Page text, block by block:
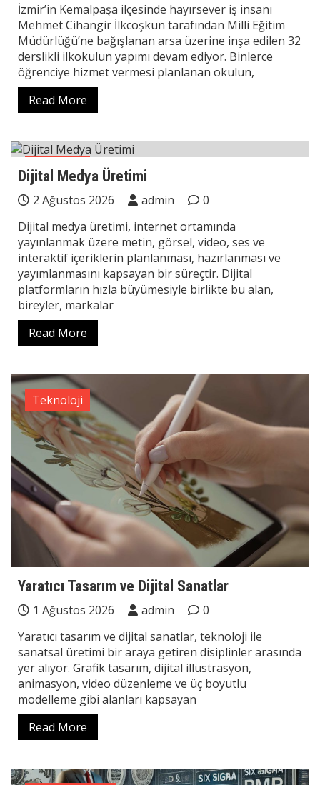
İzmir’in Kemalpaşa ilçesinde hayırsever iş insanı
Mehmet Cihangir İlkcoşkun tarafından Milli Eğitim
Müdürlüğü’ne bağışlanan arsa üzerine inşa edilen 32
derslikli ilkokulun yapımı devam ediyor. Binlerce
öğrenciye hizmet vermesi planlanan okulun,
Read More
Teknoloji
Dijital Medya Üretimi
2 Ağustos 2026 admin
0
Dijital medya üretimi, internet ortamında
yayınlanmak üzere metin, görsel, video, ses ve
interaktif içeriklerin planlanması, hazırlanması ve
yayımlanmasını kapsayan bir süreçtir. Dijital
platformların hızla büyümesiyle birlikte bu alan,
bireyler, markalar
Read More
Teknoloji
Yaratıcı Tasarım ve Dijital Sanatlar
1 Ağustos 2026 admin
0
Yaratıcı tasarım ve dijital sanatlar, teknoloji ile
sanatsal üretimi bir araya getiren disiplinler arasında
yer alıyor. Grafik tasarım, dijital illüstrasyon,
animasyon, video düzenleme ve üç boyutlu
modelleme gibi alanları kapsayan
Read More